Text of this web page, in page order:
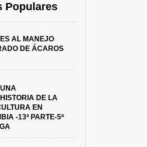
Populares
AL MANEJO
DE ÁCAROS
DE LA
EN
-13ª PARTE-5ª